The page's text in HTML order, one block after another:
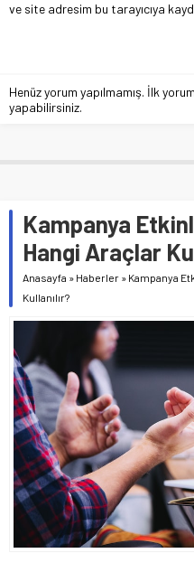
ve site adresim bu tarayıcıya
Henüz yorum yapılmamış. İlk
yapabilirsiniz.
Kampanya
Hangi Araçlar
Anasayfa » Haberler » Kampanya
Kullanılır?